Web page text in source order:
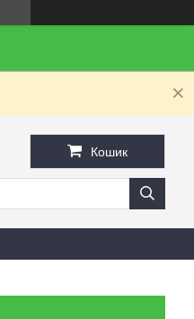
Кошик